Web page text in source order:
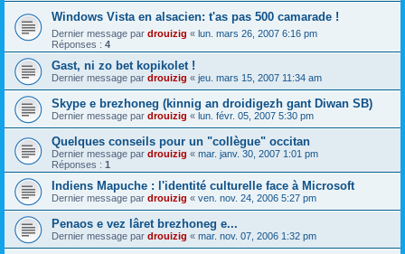
Windows Vista en alsacien: t'as pas 500 camarade !
Dernier message par drouizig « lun. mars 26, 2007 6:16 pm
Réponses : 4
Gast, ni zo bet kopikolet !
Dernier message par drouizig « jeu. mars 15, 2007 11:34 am
Skype e brezhoneg (kinnig an droidigezh gant Diwan SB)
Dernier message par drouizig « lun. févr. 05, 2007 5:30 pm
Quelques conseils pour un "collègue" occitan
Dernier message par drouizig « mar. janv. 30, 2007 1:01 pm
Réponses : 1
Indiens Mapuche : l'identité culturelle face à Microsoft
Dernier message par drouizig « ven. nov. 24, 2006 5:27 pm
Penaos e vez lâret brezhoneg e...
Dernier message par drouizig « mar. nov. 07, 2006 1:32 pm